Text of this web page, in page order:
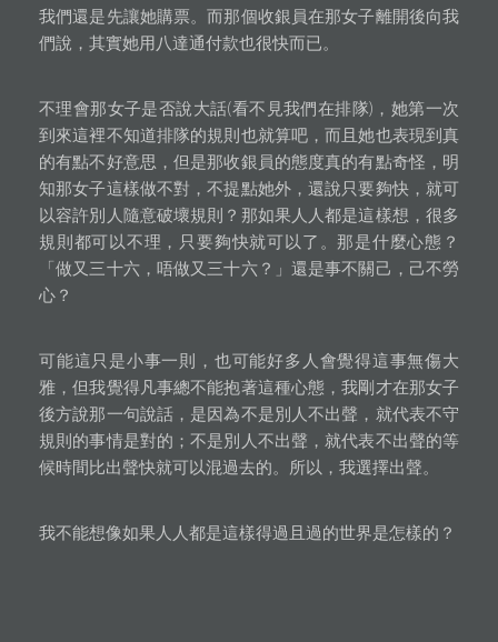
我們還是先讓她購票。而那個收銀員在那女子離開後向我
們說，其實她用八達通付款也很快而已。
不理會那女子是否說大話(看不見我們在排隊)，她第一次
到來這裡不知道排隊的規則也就算吧，而且她也表現到真
的有點不好意思，但是那收銀員的態度真的有點奇怪，明
知那女子這樣做不對，不提點她外，還說只要夠快，就可
以容許別人隨意破壞規則？那如果人人都是這樣想，很多
規則都可以不理，只要夠快就可以了。那是什麼心態？
「做又三十六，唔做又三十六？」還是事不關己，己不勞
心？
可能這只是小事一則，也可能好多人會覺得這事無傷大
雅，但我覺得凡事總不能抱著這種心態，我剛才在那女子
後方說那一句說話，是因為不是別人不出聲，就代表不守
規則的事情是對的；不是別人不出聲，就代表不出聲的等
候時間比出聲快就可以混過去的。所以，我選擇出聲。
我不能想像如果人人都是這樣得過且過的世界是怎樣的？